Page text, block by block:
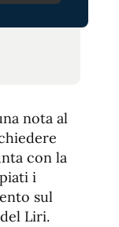
nota al
con la
i
sul
Liri.